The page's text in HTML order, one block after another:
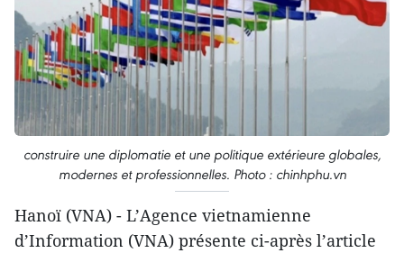
construire une diplomatie et une politique extérieure globales,
modernes et professionnelles. Photo : chinhphu.vn
Hanoï (VNA) - L’Agence vietnamienne
d’Information (VNA) présente ci-après l’article